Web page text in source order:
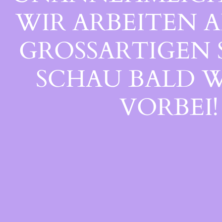
WIR ARBEITEN
GROSSARTIGEN
CHAU BALD
ORBEI!